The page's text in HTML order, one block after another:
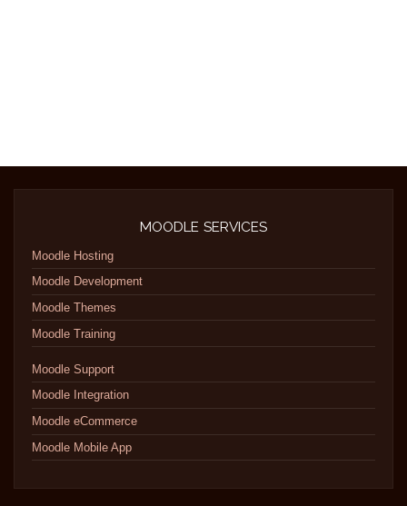
MOODLE SERVICES
Moodle Hosting
Moodle Development
Moodle Themes
Moodle Training
Moodle Support
Moodle Integration
Moodle eCommerce
Moodle Mobile App